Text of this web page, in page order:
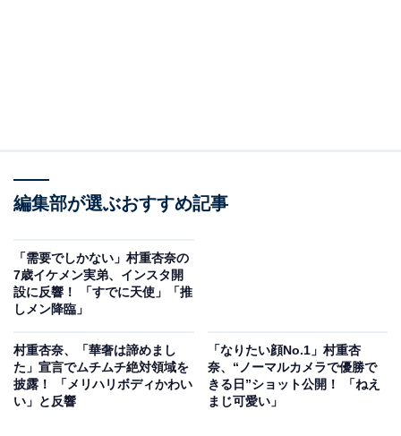
編集部が選ぶおすすめ記事
「需要でしかない」村重杏奈の
7歳イケメン実弟、インスタ開
設に反響！ 「すでに天使」「推
しメン降臨」
村重杏奈、「華奢は諦めまし
た」宣言でムチムチ絶対領域を
披露！ 「メリハリボディかわい
い」と反響
「なりたい顔No.1」村重杏
奈、“ノーマルカメラで優勝で
きる日”ショット公開！ 「ねえ
まじ可愛い」